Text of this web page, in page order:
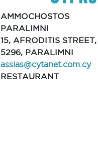
AMMOCHOSTOS
PARALIMNI
15, AFRODITIS STREET,
5296, PARALIMNI
assias@cytanet.com.cy
RESTAURANT